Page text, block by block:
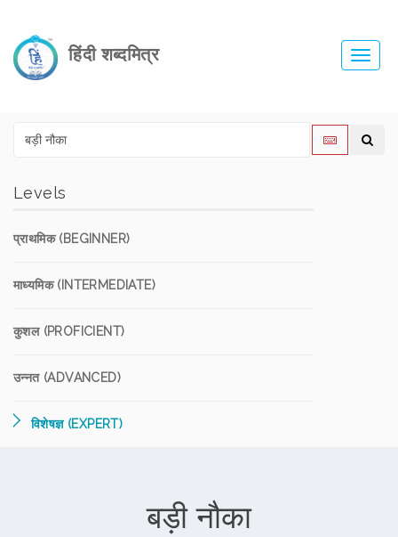
हिंदी शब्दमित्र
Levels
प्राथमिक (BEGINNER)
माध्यमिक (INTERMEDIATE)
कुशल (PROFICIENT)
उन्नत (ADVANCED)
विशेषज्ञ (EXPERT)
बड़ी नौका